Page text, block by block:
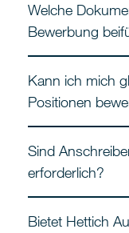
Welche
Bewerbung
Kann ich mich
Positionen
Sind
erforderlich?
Bietet Hettich